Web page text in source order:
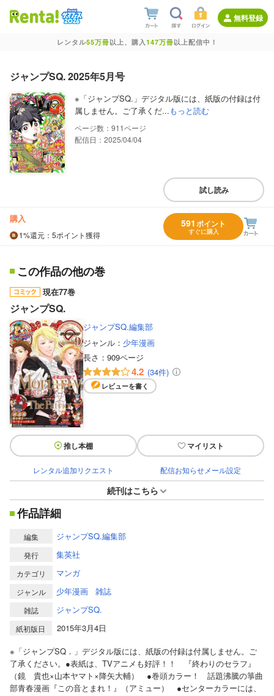
無料登録
レンタル55万冊以上、購入147万冊以上配信中！
ジャンプSQ. 2025年5月号
※「ジャンプSQ.」デジタル版には、紙版の付録は付
属しません。ご了承くだ...もっと読む
911
配信日：2025/04/04
試し読み
購入
1%還元 ：5ポイント獲得
591ポイント
すぐに購入
この作品の他の巻
現在77巻
ジャンプSQ.
ジャンプSQ.編集部
ジャンル： 少年漫画
長さ： 909ページ
4.2 (34件)
レビューを書く
推し本棚 マイリスト
レンタル追加リクエスト 配信お知らせメール設定
続刊はこちら
作品詳細
編集 ジャンプSQ.編集部
発行 集英社
カテゴリ マンガ
ジャンル 少年漫画 雑誌
雑誌 ジャンプSQ.
紙初版日
2015年3月4日
※「ジャンプSQ．」デジタル版には、紙版の付録は付属しません。ご
了承ください。●表紙は、TVアニメも好評！！ 『終わりのセラフ』
（鏡 貴也×山本ヤマト×降矢大輔） ●巻頭カラー！ 話題沸騰の箏曲
部青春漫画『この音とまれ！』（アミュー） ●センターカラーには、